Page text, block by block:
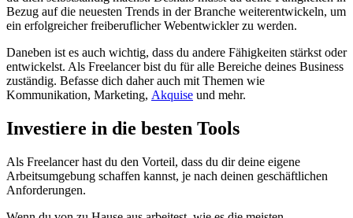
Bezug auf die neuesten Trends in der Branche weiterentwickeln, um
ein erfolgreicher freiberuflicher Webentwickler zu werden.
Daneben ist es auch wichtig, dass du andere Fähigkeiten stärkst oder
entwickelst. Als Freelancer bist du für alle Bereiche deines Business
zuständig. Befasse dich daher auch mit Themen wie
Kommunikation, Marketing, Akquise und mehr.
Investiere in die besten Tools
Als Freelancer hast du den Vorteil, dass du dir deine eigene
Arbeitsumgebung schaffen kannst, je nach deinen geschäftlichen
Anforderungen.